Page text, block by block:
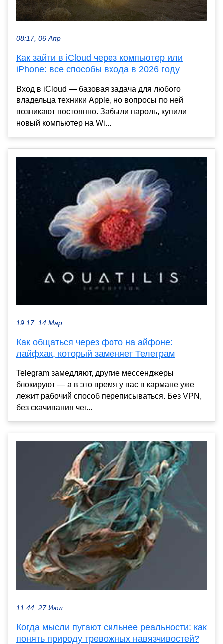
08:17, 06 Апр
Как зайти в iCloud через компьютер или
iPhone: все способы входа в 2026 году
Вход в iCloud — базовая задача для любого
владельца техники Apple, но вопросы по ней
возникают постоянно. Забыли пароль, купили
новый компьютер на Wi...
19:17, 14 Мар
Как общаться через фото на айфоне:
лайфхак, который заменяет Телеграм
Telegram замедляют, другие мессенджеры
блокируют — а в это время у вас в кармане уже
лежит рабочий способ переписываться. Без VPN,
без скачивания чег...
11:44, 27 Июл
Когда мысли пугают сильнее реальности: как
понять природу тревожных навязчивостей?